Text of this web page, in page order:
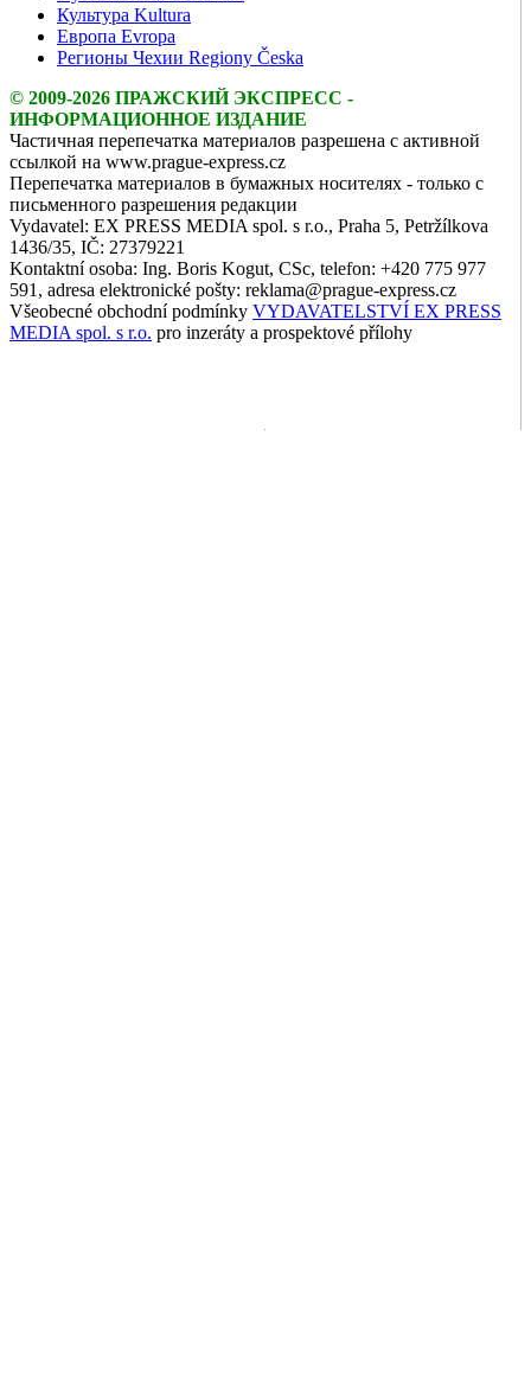
Культура Kultura
Европа Evropa
Регионы Чехии Regiony Česka
© 2009-2026 ПРАЖСКИЙ ЭКСПРЕСС -
ИНФОРМАЦИОННОЕ ИЗДАНИЕ
Частичная перепечатка материалов разрешена с активной
ссылкой на www.prague-express.cz
Перепечатка материалов в бумажных носителях - только с
письменного разрешения редакции
Vydavatel: EX PRESS MEDIA spol. s r.o., Praha 5, Petržílkova
1436/35, IČ: 27379221
Kontaktní osoba: Ing. Boris Kogut, CSc, telefon: +420 775 977
591, adresa elektronické pošty: reklama@prague-express.cz
Všeobecné obchodní podmínky VYDAVATELSTVÍ EX PRESS
MEDIA spol. s r.o. pro inzeráty a prospektové přílohy